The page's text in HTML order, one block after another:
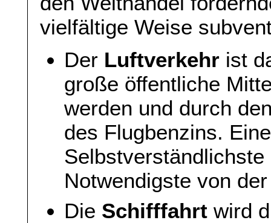
vielfältige Weise
Der Luftverkehr ist
große öffentliche
werden und durch
des Flugbenzins.
Notwendigste von
Die Schifffahrt wird